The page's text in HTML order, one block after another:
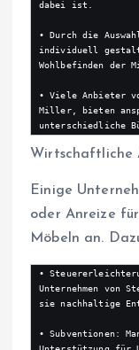
dabei ist.
• Durch die
individuell
Wohlbefinden der
• Viele Anbieter
Miller, bieten
unterschiedliche
Wirtschaftliche
Einige
oder Anreize
Möbeln an.
•
Unternehmen von
sie nachhaltige
• Subventionen: